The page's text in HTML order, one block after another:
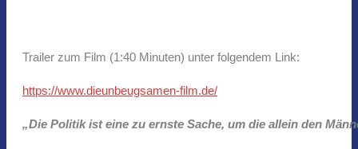
Trailer zum Film (1:40 Minuten) unter folgendem Link:
https://www.dieunbeugsamen-film.de/
„Die Politik ist eine zu ernste Sache, um die allein den